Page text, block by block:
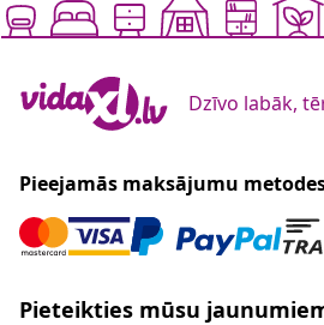
Dzīvo labāk,
Pieejamās maksājumu
Pieteikties mūsu